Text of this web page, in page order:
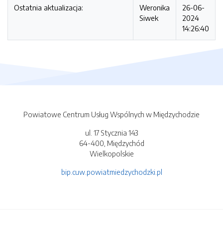
Ostatnia aktualizacja:
Weronika
Siwek
26-06-
2024
14:26:40
Powiatowe Centrum Usług Wspólnych w Międzychodzie
ul. 17 Stycznia 143
64-400, Międzychód
Wielkopolskie
bip.cuw.powiatmiedzychodzki.pl